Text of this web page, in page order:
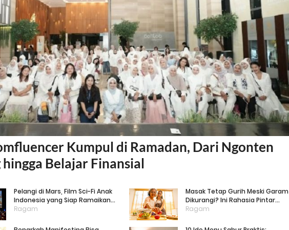
Kumpul di Ramadan, Dari Ngonten
hingga Belajar Finansial
Pelangi di Mars, Film Sci-Fi Anak
Indonesia yang Siap Ramaikan
Lebaran 2026
Ragam
Masak Tetap Gurih Meski Garam
Dikurangi? Ini Rahasia Pintar
Para Moms!
Ragam